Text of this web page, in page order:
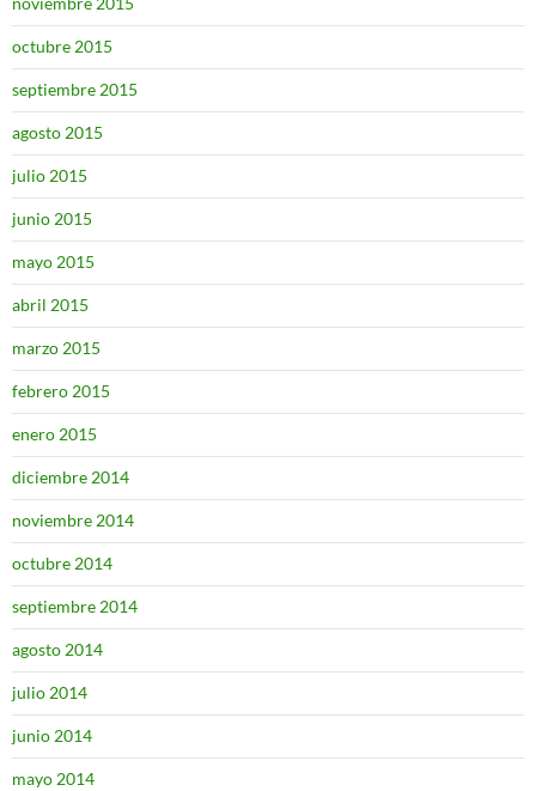
octubre 2015
septiembre 2015
agosto 2015
julio 2015
junio 2015
mayo 2015
abril 2015
marzo 2015
febrero 2015
enero 2015
diciembre 2014
noviembre 2014
octubre 2014
septiembre 2014
agosto 2014
julio 2014
junio 2014
mayo 2014